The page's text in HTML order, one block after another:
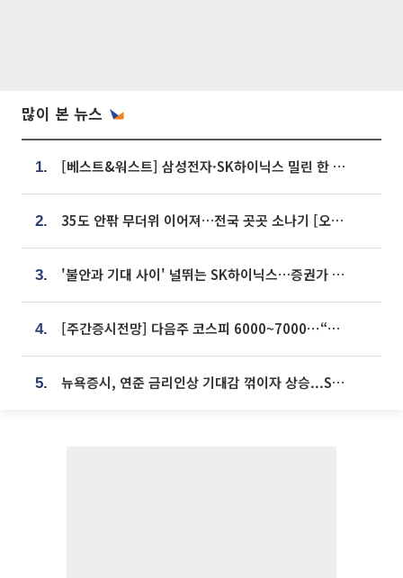
많이 본 뉴스
1. [베스트&워스트] 삼성전자·SK하이닉스 밀린 한 주…상상인증권은 85% 급등
2. 35도 안팎 무더위 이어져…전국 곳곳 소나기 [오늘 날씨]
3. '불안과 기대 사이' 널뛰는 SK하이닉스…증권가 "HBM4·LTA 기반 펀터멘털 견고"
4. [주간증시전망] 다음주 코스피 6000~7000⋯“外人 수급은 정책이 변수”
5. 뉴욕증시, 연준 금리인상 기대감 꺾이자 상승...S&P500 사상 최고치 [종합]